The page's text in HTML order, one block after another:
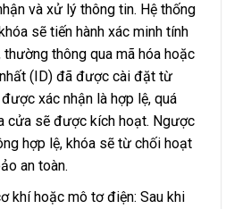
và xử lý thông tin. Hệ thống
sẽ tiến hành xác minh tính
thường thông qua mã hóa hoặc
(ID) đã được cài đặt từ
xác nhận là hợp lệ, quá
cửa sẽ được kích hoạt. Ngược
hợp lệ, khóa sẽ từ chối hoạt
an toàn.
khí hoặc mô tơ điện: Sau khi